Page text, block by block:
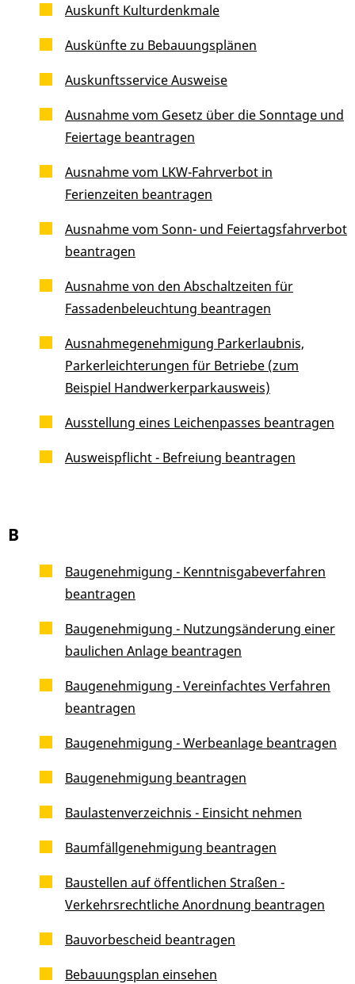
Auskunft Kulturdenkmale
Auskünfte zu Bebauungsplänen
Auskunftsservice Ausweise
Ausnahme vom Gesetz über die Sonntage und
Feiertage beantragen
Ausnahme vom LKW-Fahrverbot in
Ferienzeiten beantragen
Ausnahme vom Sonn- und Feiertagsfahrverbot
beantragen
Ausnahme von den Abschaltzeiten für
Fassadenbeleuchtung beantragen
Ausnahmegenehmigung Parkerlaubnis,
Parkerleichterungen für Betriebe (zum
Beispiel Handwerkerparkausweis)
Ausstellung eines Leichenpasses beantragen
Ausweispflicht - Befreiung beantragen
B
Baugenehmigung - Kenntnisgabeverfahren
beantragen
Baugenehmigung - Nutzungsänderung einer
baulichen Anlage beantragen
Baugenehmigung - Vereinfachtes Verfahren
beantragen
Baugenehmigung - Werbeanlage beantragen
Baugenehmigung beantragen
Baulastenverzeichnis - Einsicht nehmen
Baumfällgenehmigung beantragen
Baustellen auf öffentlichen Straßen -
Verkehrsrechtliche Anordnung beantragen
Bauvorbescheid beantragen
Bebauungsplan einsehen